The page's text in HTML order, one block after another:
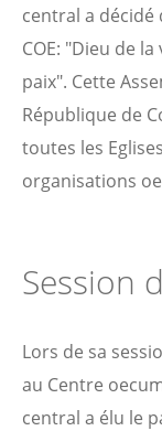
central a décidé
COE: "Dieu de
paix". Cette
République de
toutes les
organisations
Session
Lors de sa
au Centre
central a élu le